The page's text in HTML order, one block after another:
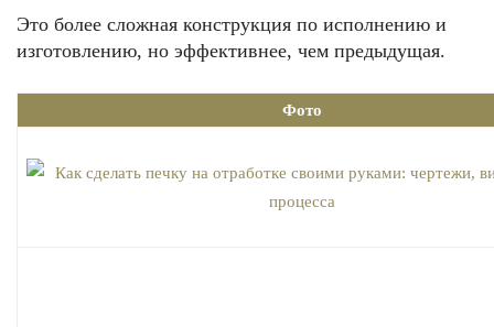
Это более сложная конструкция по исполнению и
изготовлению, но эффективнее, чем предыдущая.
Фото